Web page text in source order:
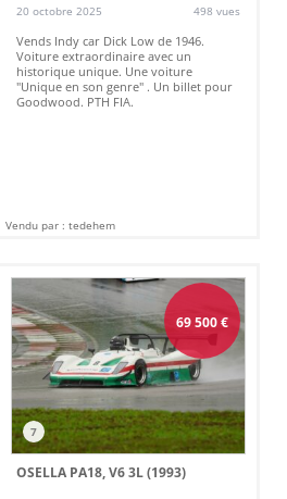
20 octobre 2025
498 vues
Vends Indy car Dick Low de 1946.
Voiture extraordinaire avec un
historique unique. Une voiture
"Unique en son genre" . Un billet pour
Goodwood. PTH FIA.
Vendu par : tedehem
69 500€
7
OSELLA PA18, V6 3L (1993)